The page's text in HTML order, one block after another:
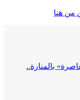
من هنا
بالمنارة..